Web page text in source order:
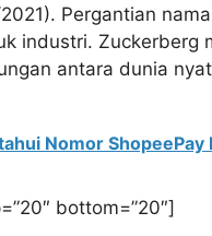
Pergantian
industri. Zuckerberg
antara dunia
Nomor
bottom=”20″]